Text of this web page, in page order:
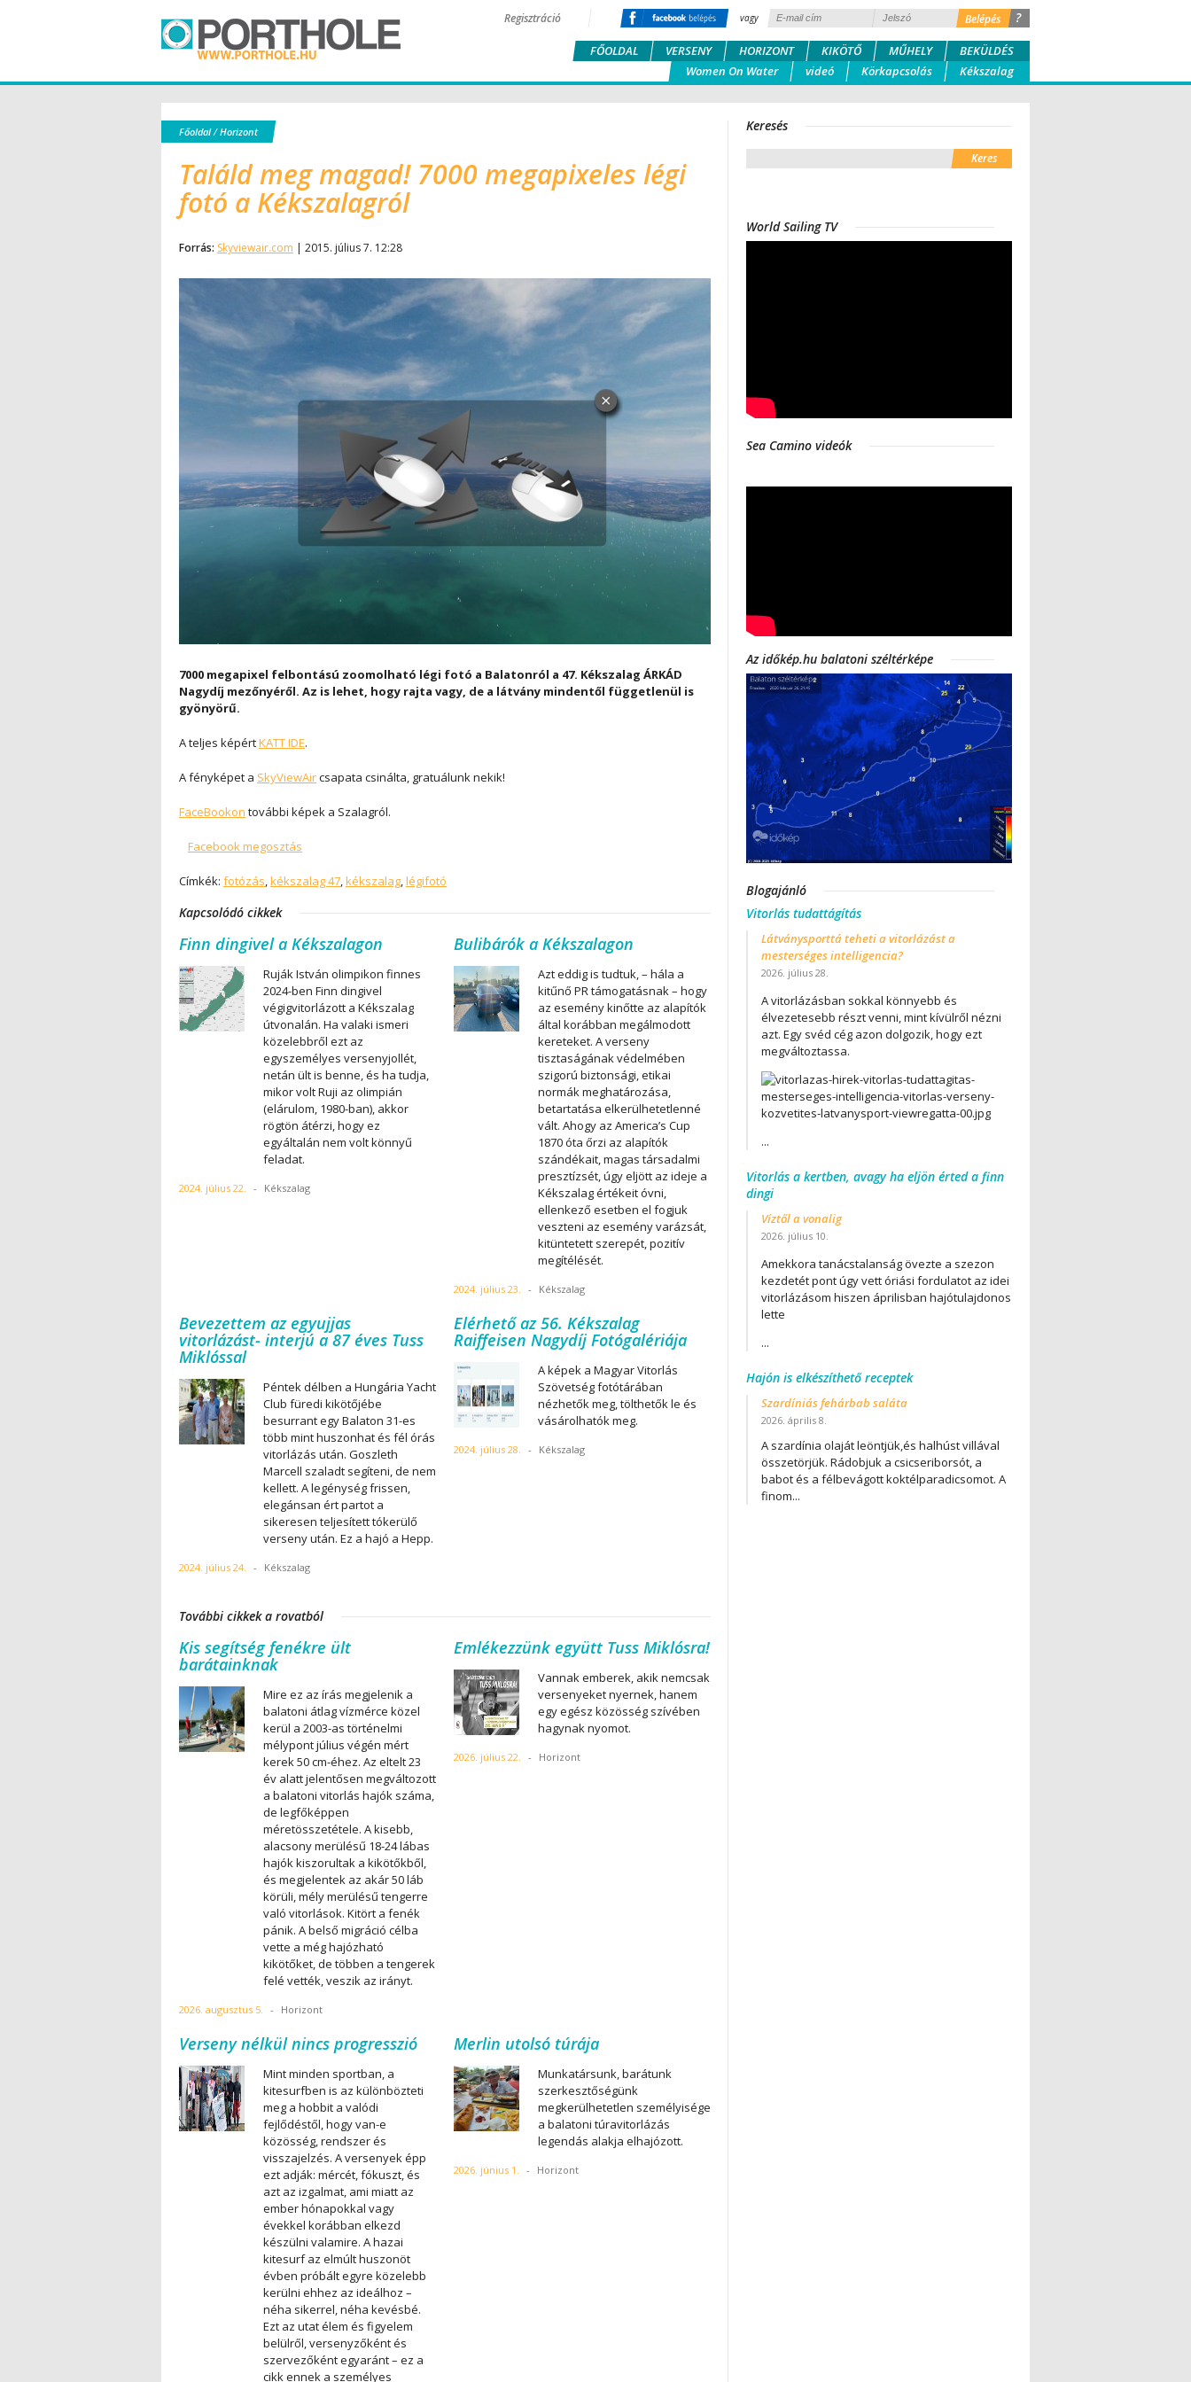
?
vagy
Regisztráció
FŐOLDAL VERSENY HORIZONT KIKÖTŐ MŰHELY
BEKÜLDÉS
Women On Water
videó Körkapcsolás Kékszalag
Főoldal/Horizont
Találd meg magad! 7000 megapixeles légi
fotó a Kékszalagról
Forrás: Skyviewair.com | 2015. július 7. 12:28
7000 megapixel felbontású zoomolható légi fotó a Balatonról a 47. Kékszalag ÁRKÁD
Nagydíj mezőnyéről. Az is lehet, hogy rajta vagy, de a látvány mindentől függetlenül is
gyönyörű.
A teljes képértKATT IDE.
A fényképet a SkyViewAircsapata csinálta, gratuálunk nekik!
FaceBookon további képek a Szalagról.
Facebook megosztás
Címkék: fotózás,kékszalag 47,kékszalag,légifotó
Kapcsolódó cikkek
Finn dingivel a Kékszalagon
Ruják István olimpikon finnes
2024-ben Finn dingivel
végigvitorlázott a Kékszalag
útvonalán. Ha valaki ismeri
közelebbről ezt az
egyszemélyes versenyjollét,
netán ült is benne, és ha tudja,
mikor volt Ruji az olimpián
(elárulom, 1980-ban), akkor
rögtön átérzi, hogy ez
egyáltalán nem volt könnyű
feladat.
2024. július 22. - Kékszalag
Bulibárók a Kékszalagon
Azt eddig is tudtuk, – hála a
kitűnő PR támogatásnak – hogy
az esemény kinőtte az alapítók
által korábban megálmodott
kereteket. A verseny
tisztaságának védelmében
szigorú biztonsági, etikai
normák meghatározása,
betartatása elkerülhetetlenné
vált. Ahogy az America’s Cup
1870 óta őrzi az alapítók
szándékait, magas társadalmi
presztízsét, úgy eljött az ideje a
Kékszalag értékeit óvni,
ellenkező esetben el fogjuk
veszteni az esemény varázsát,
kitüntetett szerepét, pozitív
megítélését.
2024. július 23. - Kékszalag
Bevezettem az egyujjas
vitorlázást- interjú a 87 éves Tuss
Miklóssal
Péntek délben a Hungária Yacht
Club füredi kikötőjébe
besurrant egy Balaton 31-es
több mint huszonhat és fél órás
vitorlázás után. Goszleth
Marcell szaladt segíteni, de nem
kellett. A legénység frissen,
elegánsan ért partot a
sikeresen teljesített tókerülő
verseny után. Ez a hajó a Hepp.
2024. július 24. - Kékszalag
Elérhető az 56. Kékszalag
Raiffeisen Nagydíj Fotógalériája
A képek a Magyar Vitorlás
Szövetség fotótárában
nézhetők meg, tölthetők le és
vásárolhatók meg.
2024. július 28. - Kékszalag
További cikkek a rovatból
Kis segítség fenékre ült
barátainknak
Mire ez az írás megjelenik a
balatoni átlag vízmérce közel
kerül a 2003-as történelmi
mélypont július végén mért
kerek 50 cm-éhez. Az eltelt 23
év alatt jelentősen megváltozott
a balatoni vitorlás hajók száma,
de legfőképpen
méretösszetétele. A kisebb,
alacsony merülésű 18-24 lábas
hajók kiszorultak a kikötőkből,
és megjelentek az akár 50 láb
körüli, mély merülésű tengerre
való vitorlások. Kitört a fenék
pánik. A belső migráció célba
vette a még hajózható
kikötőket, de többen a tengerek
felé vették, veszik az irányt.
2026. augusztus 5. - Horizont
Emlékezzünk együtt Tuss Miklósra!
Vannak emberek, akik nemcsak
versenyeket nyernek, hanem
egy egész közösség szívében
hagynak nyomot.
2026. július 22. - Horizont
Verseny nélkül nincs progresszió
Mint minden sportban, a
kitesurfben is az különbözteti
meg a hobbit a valódi
fejlődéstől, hogy van-e
közösség, rendszer és
visszajelzés. A versenyek épp
ezt adják: mércét, fókuszt, és
azt az izgalmat, ami miatt az
ember hónapokkal vagy
évekkel korábban elkezd
készülni valamire. A hazai
kitesurf az elmúlt huszonöt
évben próbált egyre közelebb
kerülni ehhez az ideálhoz –
néha sikerrel, néha kevésbé.
Ezt az utat élem és figyelem
belülről, versenyzőként és
szervezőként egyaránt – ez a
cikk ennek a személyes
Merlin utolsó túrája
Munkatársunk, barátunk
szerkesztőségünk
megkerülhetetlen személyisége
a balatoni túravitorlázás
legendás alakja elhajózott.
2026. június 1. - Horizont
Keresés
World Sailing TV
Sea Camino videók
Az időkép.hu balatoni széltérképe
Blogajánló
Vitorlás tudattágítás
Látványsporttá teheti a vitorlázást a
mesterséges intelligencia?
2026. július 28.
A vitorlázásban sokkal könnyebb és
élvezetesebb részt venni, mint kívülről nézni
azt. Egy svéd cég azon dolgozik, hogy ezt
megváltoztassa.
...
Vitorlás a kertben, avagy ha eljön érted a finn
dingi
Víztől a vonalig
2026. július 10.
Amekkora tanácstalanság övezte a szezon
kezdetét pont úgy vett óriási fordulatot az idei
vitorlázásom hiszen áprilisban hajótulajdonos
lette
...
Hajón is elkészíthető receptek
Szardíniás fehárbab saláta
2026. április 8.
A szardínia olaját leöntjük,és halhúst villával
összetörjük. Rádobjuk a csicseriborsót, a
babot és a félbevágott koktélparadicsomot. A
finom...